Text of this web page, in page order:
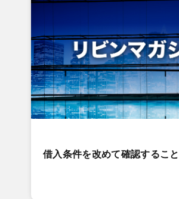
借入条件を改めて確認すること